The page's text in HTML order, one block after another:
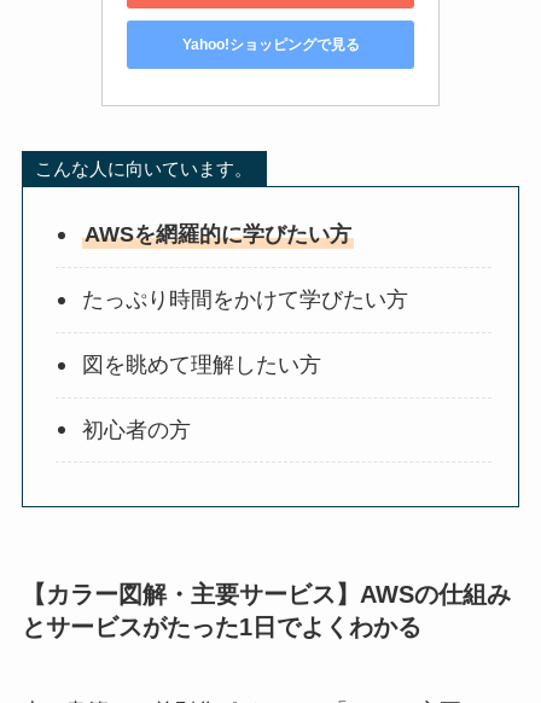
Yahoo!ショッピングで見る
こんな人に向いています。
AWSを網羅的に学びたい方
たっぷり時間をかけて学びたい方
図を眺めて理解したい方
初心者の方
【カラー図解・主要サービス】AWSの仕組み
とサービスがたった1日でよくわかる